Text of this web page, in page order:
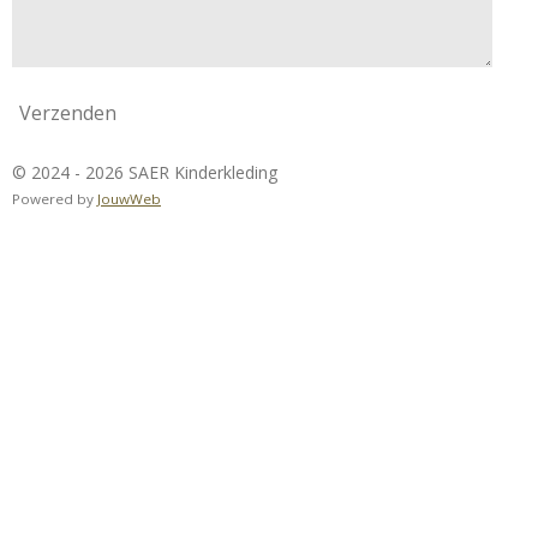
Verzenden
© 2024 - 2026 SAER Kinderkleding
Powered by JouwWeb